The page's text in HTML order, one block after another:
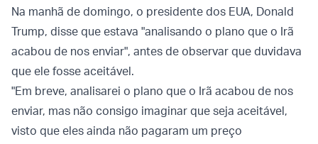
Na manhã de domingo, o presidente dos EUA, Donald
Trump, disse que estava "analisando o plano que o Irã
acabou de nos enviar", antes de observar que duvidava
que ele fosse aceitável.
"Em breve, analisarei o plano que o Irã acabou de nos
enviar, mas não consigo imaginar que seja aceitável,
visto que eles ainda não pagaram um preço